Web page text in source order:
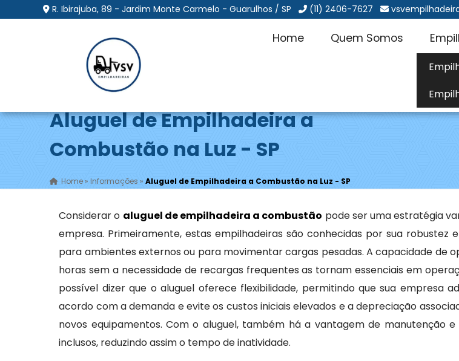
R. Ibirajuba, 89 - Jardim Monte Carmelo - Guarulhos / SP (11) 2406-7627
Home Quem Somos
Aluguel de Empilhadeira a
Combustão na Luz - SP
Home »Informações »Aluguel de Empilhadeira a Combustão na Luz - SP
Considerar o aluguel de empilhadeira a combustão pode ser uma estratégia
empresa. Primeiramente, estas empilhadeiras são conhecidas por sua robustez
para ambientes externos ou para movimentar cargas pesadas. A capacidade de
horas sem a necessidade de recargas frequentes as tornam essenciais em
possível dizer que o aluguel oferece flexibilidade, permitindo que sua empresa
acordo com a demanda e evite os custos iniciais elevados e a depreciação
novos equipamentos. Com o aluguel, também há a vantagem de manutenção
inclusos, reduzindo assim o tempo de inatividade.